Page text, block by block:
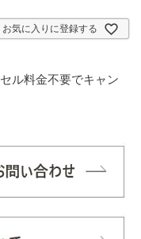
お気に入りに登録する
ル料金不要でキャン